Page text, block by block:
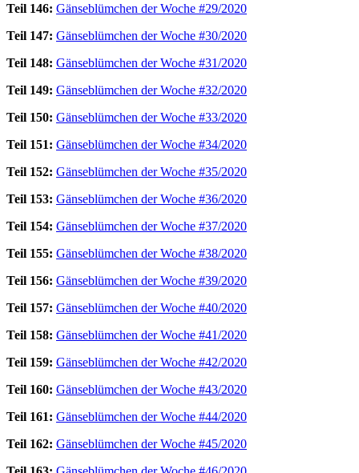
Teil 146: Gänseblümchen der Woche #29/2020
Teil 147: Gänseblümchen der Woche #30/2020
Teil 148: Gänseblümchen der Woche #31/2020
Teil 149: Gänseblümchen der Woche #32/2020
Teil 150: Gänseblümchen der Woche #33/2020
Teil 151: Gänseblümchen der Woche #34/2020
Teil 152: Gänseblümchen der Woche #35/2020
Teil 153: Gänseblümchen der Woche #36/2020
Teil 154: Gänseblümchen der Woche #37/2020
Teil 155: Gänseblümchen der Woche #38/2020
Teil 156: Gänseblümchen der Woche #39/2020
Teil 157: Gänseblümchen der Woche #40/2020
Teil 158: Gänseblümchen der Woche #41/2020
Teil 159: Gänseblümchen der Woche #42/2020
Teil 160: Gänseblümchen der Woche #43/2020
Teil 161: Gänseblümchen der Woche #44/2020
Teil 162: Gänseblümchen der Woche #45/2020